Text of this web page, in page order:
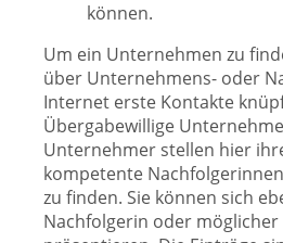
können.
Um ein Unternehmen zu
über Unternehmens- oder
Internet erste Kontakte
Übergabewillige
Unternehmer stellen hier
kompetente
zu finden. Sie können sich
Nachfolgerin oder